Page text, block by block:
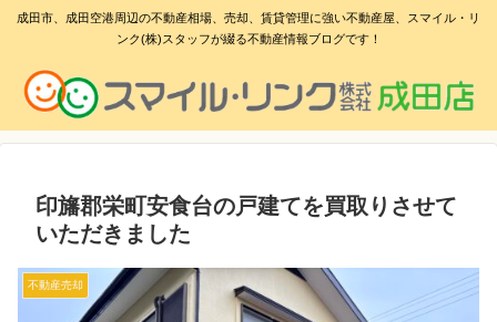
成田市、成田空港周辺の不動産相場、売却、賃貸管理に強い不動産屋、スマイル・リ
ンク(株)スタッフが綴る不動産情報ブログです！
印旛郡栄町安食台の戸建てを買取りさせて
いただきました
不動産売却